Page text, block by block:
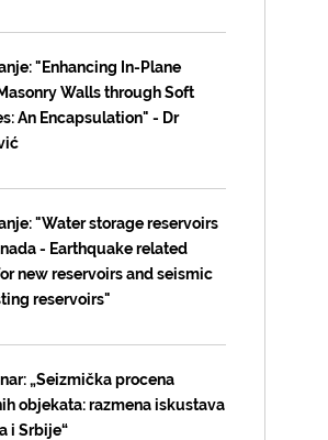
"Enhancing In-Plane
Walls through Soft
An Encapsulation" - Dr
"Water storage reservoirs
- Earthquake related
new reservoirs and seismic
reservoirs"
„Seizmička procena
objekata: razmena iskustava
i Srbije“